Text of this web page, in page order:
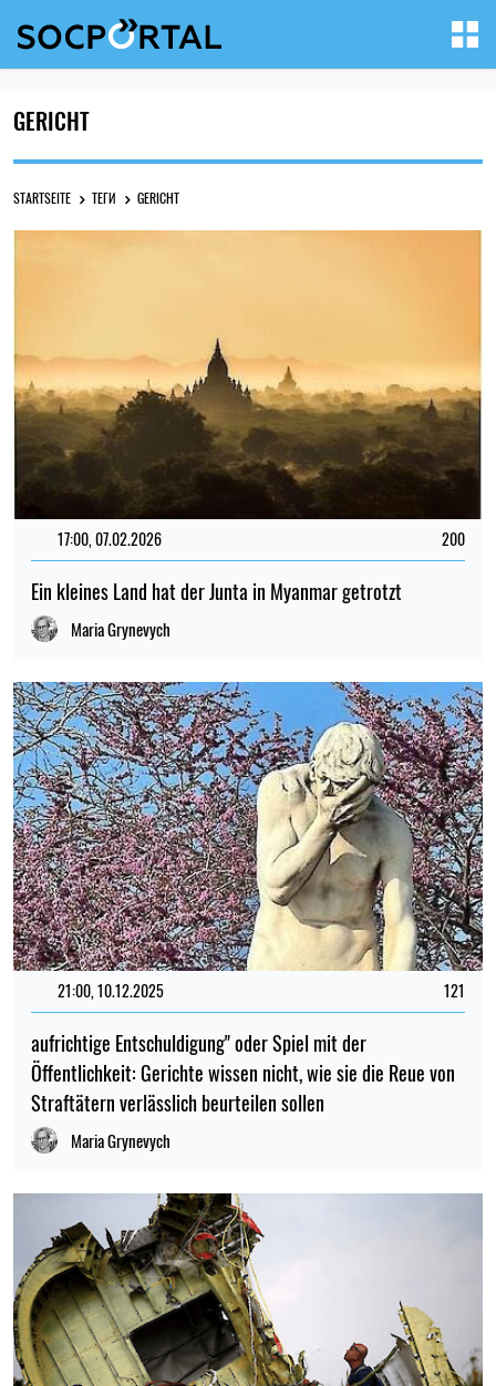
GERICHT
STARTSEITE ТЕГИ GERICHT
17:00, 07.02.2026 200
Ein kleines Land hat der Junta in Myanmar getrotzt
Maria Grynevych
21:00, 10.12.2025 121
aufrichtige Entschuldigung" oder Spiel mit der
Öffentlichkeit: Gerichte wissen nicht, wie sie die Reue von
Straftätern verlässlich beurteilen sollen
Maria Grynevych